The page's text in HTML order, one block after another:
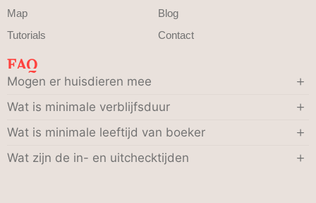
Map
Tutorials
Blog
Contact
FAQ
Mogen er huisdieren mee
Wat is minimale verblijfsduur
Wat is minimale leeftijd van boeker
Wat zijn de in- en uitchecktijden